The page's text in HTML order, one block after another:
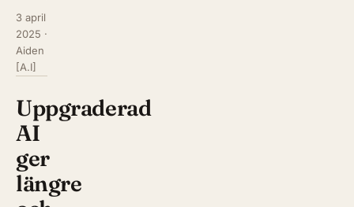
3 april
2025 ·
Aiden
[A.I]
Uppgraderad
AI
ger
längre